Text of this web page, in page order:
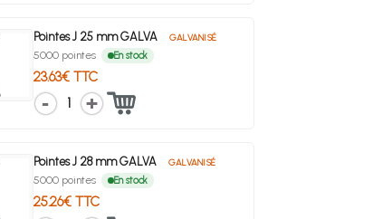
Pointes J 25 mm GALVA GALVANISÉ
5000 pointes En stock
23.63€ TTC
1
Pointes J 28 mm GALVA GALVANISÉ
5000 pointes En stock
25.26€ TTC